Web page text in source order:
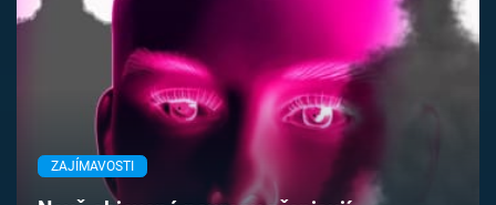
TV Program
Časopis
ZAJÍMAVOSTI